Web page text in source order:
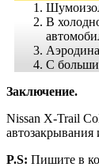
В
С
Заключение.
Nissan X-Trail
P.S: Пишите в